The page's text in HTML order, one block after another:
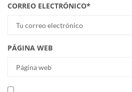
CORREO ELECTRÓNICO*
PÁGINA WEB